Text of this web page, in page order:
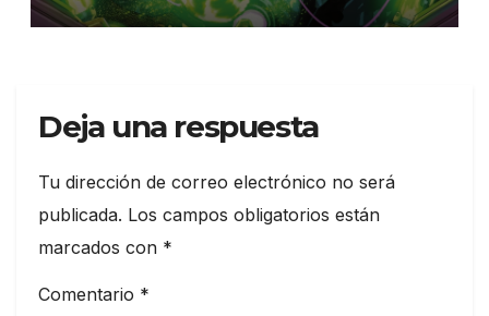
Deja una respuesta
Tu dirección de correo electrónico no será
publicada. Los campos obligatorios están
marcados con *
Comentario *